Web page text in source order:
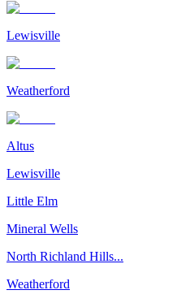
Lewisville
Weatherford
Altus
Lewisville
Little Elm
Mineral Wells
North Richland Hills...
Weatherford